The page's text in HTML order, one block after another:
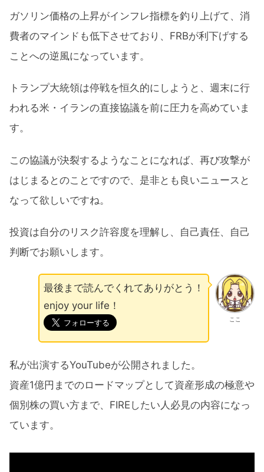
ガソリン価格の上昇がインフレ指標を釣り上げて、消
費者のマインドも低下させており、FRBが利下げする
ことへの逆風になっています。
トランプ大統領は停戦を恒久的にしようと、週末に行
われる米・イランの直接協議を前に圧力を高めていま
す。
この協議が決裂するようなことになれば、再び攻撃が
はじまるとのことですので、是非とも良いニュースと
なって欲しいですね。
投資は自分のリスク許容度を理解し、自己責任、自己
判断でお願いします。
ここ
最後まで読んでくれてありがとう！
enjoy your life！
私が出演するYouTubeが公開されました。
資産1億円までのロードマップとして資産形成の極意や
個別株の買い方まで、FIREしたい人必見の内容になっ
ています。